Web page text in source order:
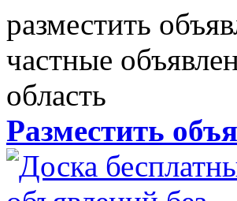
разместить
частные
область
Разместить